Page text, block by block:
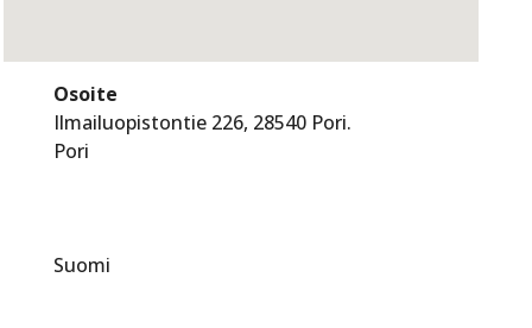
Osoite
Ilmailuopistontie 226, 28540 Pori.
Pori
Suomi